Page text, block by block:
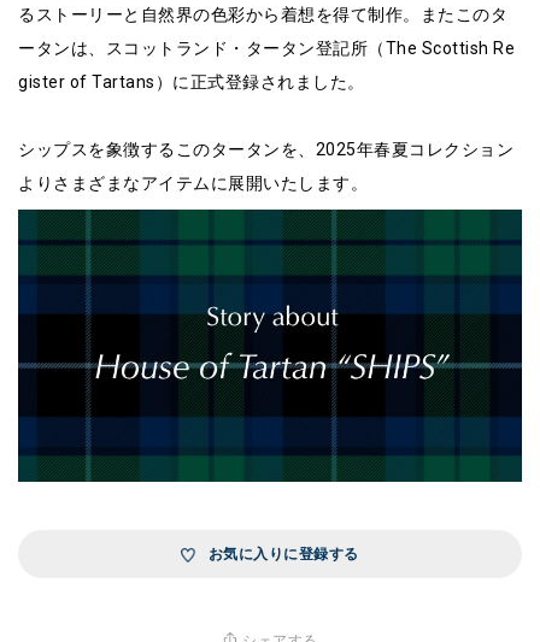
るストーリーと自然界の色彩から着想を得て制作。またこのタ
ータンは、スコットランド・タータン登記所（The Scottish Re
gister of Tartans）に正式登録されました。
シップスを象徴するこのタータンを、2025年春夏コレクション
よりさまざまなアイテムに展開いたします。
お気に入りに登録する